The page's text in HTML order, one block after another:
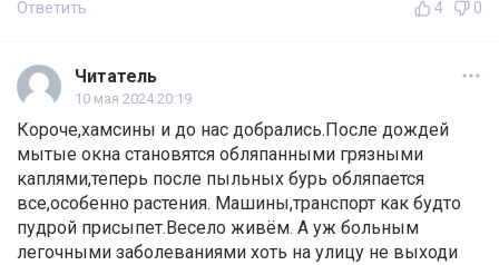
Ответить 4 0
Читатель
10 мая 2024 20:19
Короче,хамсины и до нас добрались.После дождей
мытые окна становятся обляпанными грязными
каплями,теперь после пыльных бурь обляпается
все,особенно растения. Машины,транспорт как будто
пудрой присыпет.Весело живём. А уж больным
легочными заболеваниями хоть на улицу не выходи